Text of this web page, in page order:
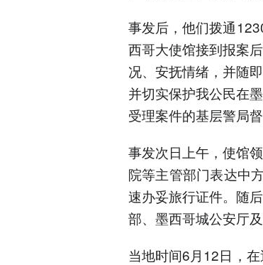
事发后，他们拨通
西哥大使馆接到报案
况、安抚情绪，并随
并切实保护我公民在
受理案件的基层警局
事发次日上午，使馆
院等主管部门表达中
速办妥旅行证件。随
部、墨西哥城公安厅
当地时间6月12日，